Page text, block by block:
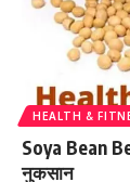
HEALTH &
Soya Bean
नुकसान